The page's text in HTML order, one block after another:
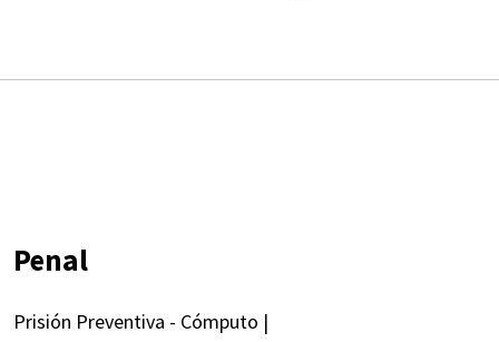
Penal
Prisión Preventiva - Cómputo |